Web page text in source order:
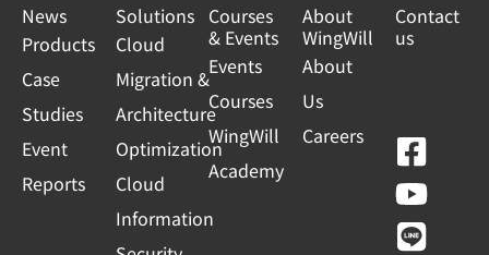
News
Products
Case
Studies
Event
Reports
Solutions
Cloud
Migration &
Architecture
Optimization
Cloud
Information
Courses
& Events
Events
Courses
WingWill
Academy
About
WingWill
About
Us
Careers
Contact
us
F
a
c
Y
o
u
L
i
n
L
i
n